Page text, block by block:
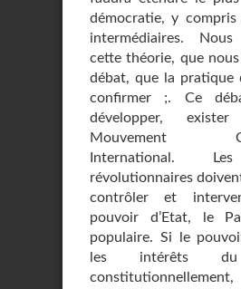
démocratie, y compris
intermédiaires.
cette théorie, que
débat, que la pratique
confirmer ;. Ce
développer,
Mouvement
International.
révolutionnaires
contrôler et
pouvoir d’Etat, le
populaire. Si le
les intérêts du